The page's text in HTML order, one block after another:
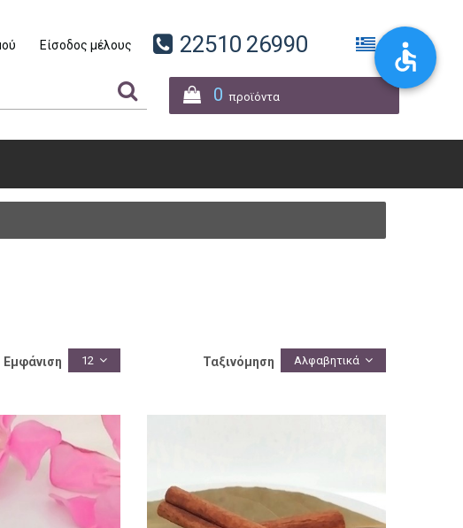
Είσοδος μέλους 22510 26990
0 προϊόντα
Εμφάνιση 12 Ταξινόμηση Αλφαβητικά